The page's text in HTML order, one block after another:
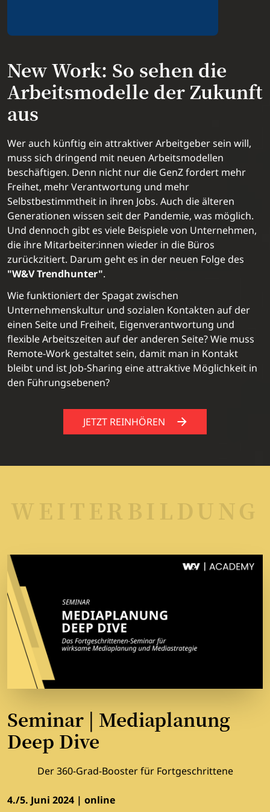
New Work: So sehen die
Arbeitsmodelle der Zukunft
aus
Wer auch künftig ein attraktiver Arbeitgeber sein will,
muss sich dringend mit neuen Arbeitsmodellen
beschäftigen. Denn nicht nur die GenZ fordert mehr
Freihet, mehr Verantwortung und mehr
Selbstbestimmtheit in ihren Jobs. Auch die älteren
Generationen wissen seit der Pandemie, was möglich.
Und dennoch gibt es viele Beispiele von Unternehmen,
die ihre Mitarbeiter:innen wieder in die Büros
zurückzitiert. Darum geht es in der neuen Folge des
"W&V Trendhunter".
Wie funktioniert der Spagat zwischen
Unternehmenskultur und sozialen Kontakten auf der
einen Seite und Freiheit, Eigenverantwortung und
flexible Arbeitszeiten auf der anderen Seite? Wie muss
Remote-Work gestaltet sein, damit man in Kontakt
bleibt und ist Job-Sharing eine attraktive Möglichkeit in
den Führungsebenen?
JETZT REINHÖREN
WEITERBILDUNG
Seminar | Mediaplanung
Deep Dive
Der 360-Grad-Booster für Fortgeschrittene
4./5. Juni 2024 | online